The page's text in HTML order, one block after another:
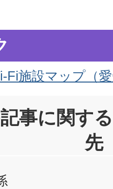
Fi施設マップ（
事に関す
先